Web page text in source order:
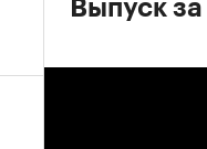
Выпуск